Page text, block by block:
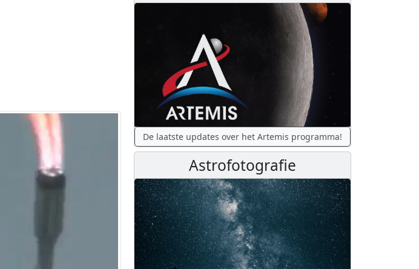
De laatste updates over het Artemis programma!
Astrofotografie